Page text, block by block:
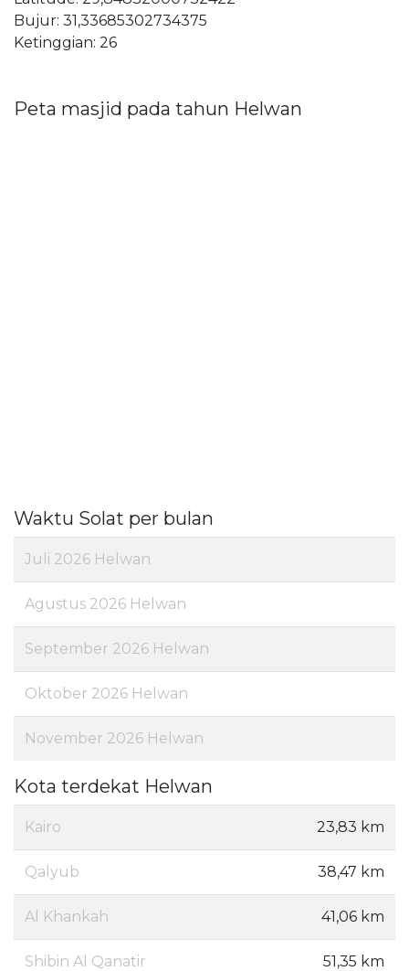
Bujur: 31,33685302734375
Ketinggian: 26
Peta masjid pada tahun Helwan
Waktu Solat per bulan
Juli 2026 Helwan
Agustus 2026 Helwan
September 2026 Helwan
Oktober 2026 Helwan
November 2026 Helwan
Kota terdekat Helwan
Kairo 23,83 km
Qalyub 38,47 km
Al Khankah 41,06 km
Shibin Al Qanatir 51,35 km